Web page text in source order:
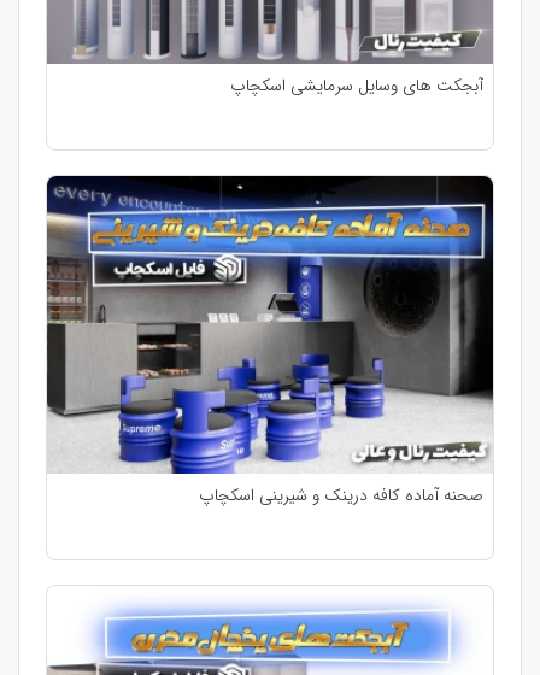
آبجکت های وسایل سرمایشی اسکچاپ
صحنه آماده کافه درینک و شیرینی اسکچاپ